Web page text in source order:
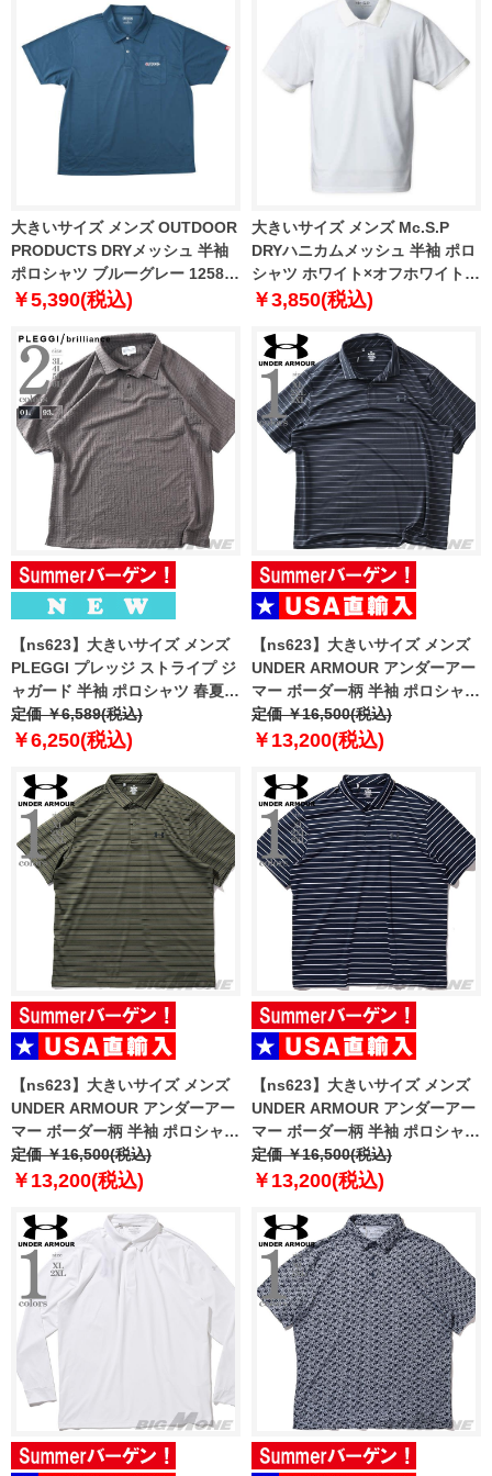
大きいサイズ メンズ OUTDOOR
PRODUCTS DRYメッシュ 半袖
ポロシャツ ブルーグレー 1258-
6217-3 3L 4L 5L 6L 7L 8L
￥5,390(税込)
大きいサイズ メンズ Mc.S.P
DRYハニカムメッシュ 半袖 ポロ
シャツ ホワイト×オフホワイト
1258-6295-1 3L 4L 5L 6L 8L
￥3,850(税込)
【ns623】大きいサイズ メンズ
PLEGGI プレッジ ストライプ ジ
ャガード 半袖 ポロシャツ 春夏新
作 66-48237-2
定価 ￥6,589(税込)
￥6,250(税込)
【ns623】大きいサイズ メンズ
UNDER ARMOUR アンダーアー
マー ボーダー柄 半袖 ポロシャツ
USA直輸入 6010980-001
定価 ￥16,500(税込)
￥13,200(税込)
【ns623】大きいサイズ メンズ
UNDER ARMOUR アンダーアー
マー ボーダー柄 半袖 ポロシャツ
USA直輸入 6010980-390
定価 ￥16,500(税込)
￥13,200(税込)
【ns623】大きいサイズ メンズ
UNDER ARMOUR アンダーアー
マー ボーダー柄 半袖 ポロシャツ
USA直輸入 6010980-410
定価 ￥16,500(税込)
￥13,200(税込)